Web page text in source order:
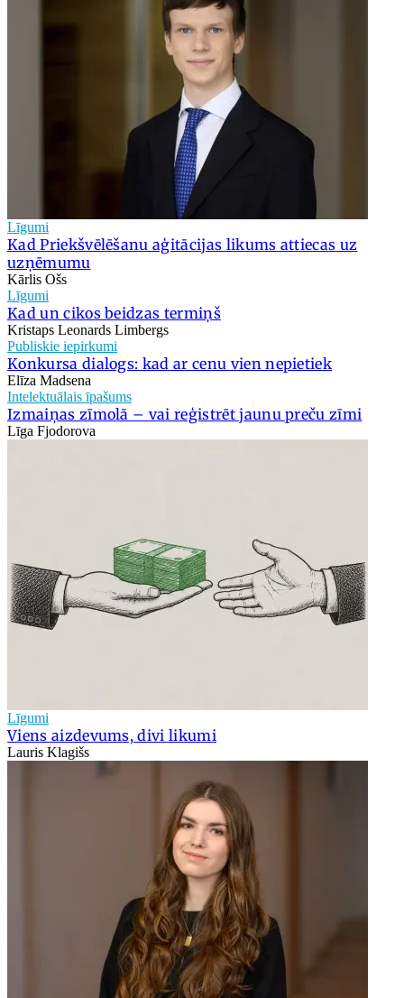
Līgumi
Kad Priekšvēlēšanu aģitācijas likums attiecas uz
uzņēmumu
Kārlis Ošs
Līgumi
Kad un cikos beidzas termiņš
Kristaps Leonards Limbergs
Publiskie iepirkumi
Konkursa dialogs: kad ar cenu vien nepietiek
Elīza Madsena
Intelektuālais īpašums
Izmaiņas zīmolā – vai reģistrēt jaunu preču zīmi
Līga Fjodorova
Līgumi
Viens aizdevums, divi likumi
Lauris Klagišs